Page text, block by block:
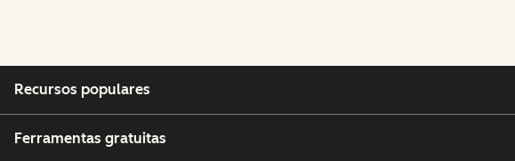
Recursos populares
Ferramentas gratuitas